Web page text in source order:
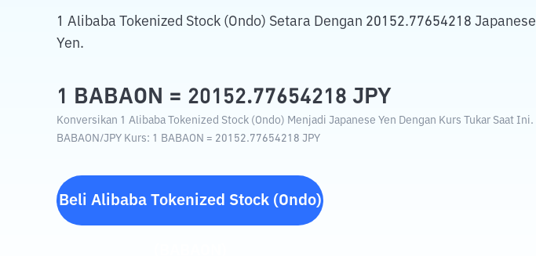
1 Alibaba Tokenized Stock (Ondo) Setara Dengan 20152.77654218 Japanese
Yen.
1 BABAON = 20152.77654218 JPY
Konversikan 1 Alibaba Tokenized Stock (Ondo) Menjadi Japanese Yen Dengan Kurs Tukar Saat Ini.
BABAON /JPY Kurs: 1 BABAON = 20152.77654218 JPY
Beli Alibaba Tokenized Stock (Ondo)